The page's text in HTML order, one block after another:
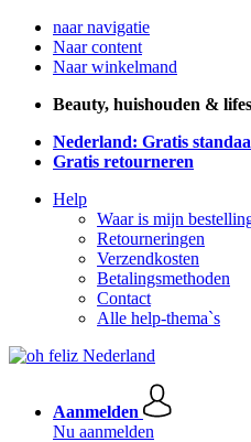
naar navigatie
Naar content
Naar winkelmand
Beauty, huishouden &
Nederland: Gratis
Gratis retourneren
Help
Waar is mijn
Retourneringen
Verzendkosten
Betalingsmethoden
Contact
Alle help-thema`s
Aanmelden
Nu aanmelden